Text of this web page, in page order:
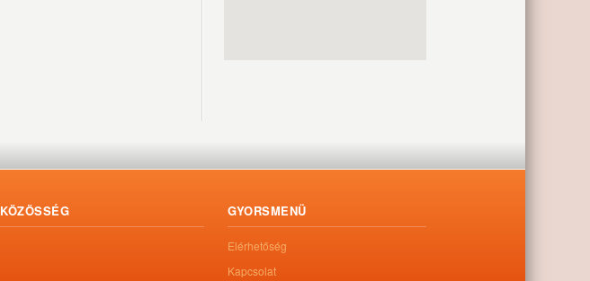
KÖZÖSSÉG GYORSMENÜ
Elérhetőség
Kapcsolat